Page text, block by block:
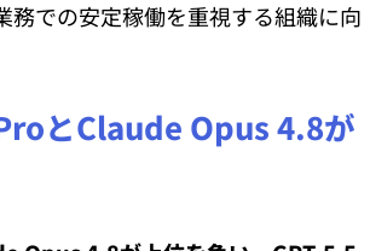
務での安定稼働を重視する組織に向
とClaude Opus 4.8が